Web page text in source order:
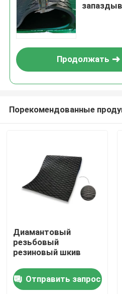
Продукция
Ролики
Продолжать
Порекомендованные
Диамантовый
резьбовый
резиновый шкив
Отправить запрос